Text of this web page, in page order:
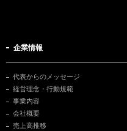
企業情報
代表からのメッセージ
経営理念・行動規範
事業内容
会社概要
売上高推移